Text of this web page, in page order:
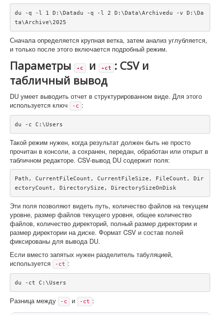
du -q -l 1 D:\Datadu -q -l 2 D:\Data\Archivedu -v D:\Da
ta\Archive\2025
Сначала определяется крупная ветка, затем анализ углубляется,
и только после этого включается подробный режим.
Параметры -c и -ct
: CSV и
табличный вывод
DU умеет выводить отчет в структурированном виде. Для этого
используется ключ
-c :
du -c C:\Users
Такой режим нужен, когда результат должен быть не просто
прочитан в консоли, а сохранен, передан, обработан или открыт в
табличном редакторе. CSV-вывод DU содержит поля:
Path, CurrentFileCount, CurrentFileSize, FileCount, Dir
ectoryCount, DirectorySize, DirectorySizeOnDisk
Эти поля позволяют видеть путь, количество файлов на текущем
уровне, размер файлов текущего уровня, общее количество
файлов, количество директорий, полный размер директории и
размер директории на диске. Формат CSV и состав полей
фиксированы для вывода DU.
Если вместо запятых нужен разделитель табуляцией,
используется
-ct :
du -ct C:\Users
Разница между -c и -ct :